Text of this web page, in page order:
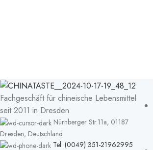
Fachgeschäft für chineische Lebensmittel
seit 2011 in Dresden
Nürnberger Str.11a, 01187
Dresden, Deutschland
Tel: (0049) 351-21962995